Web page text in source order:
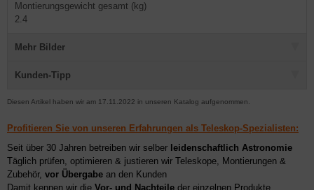
Montierungsgewicht gesamt (kg)
2.4
Mehr Bilder
Kunden-Tipp
Diesen Artikel haben wir am 17.11.2022 in unseren Katalog aufgenommen.
Profitieren Sie von unseren Erfahrungen als Teleskop-Spezialisten:
Seit über 30 Jahren betreiben wir selber leidenschaftlich Astronomie
Täglich prüfen, optimieren & justieren wir Teleskope, Montierungen &
Zubehör, vor Übergabe an den Kunden
Damit kennen wir die Vor- und Nachteile der einzelnen Produkte